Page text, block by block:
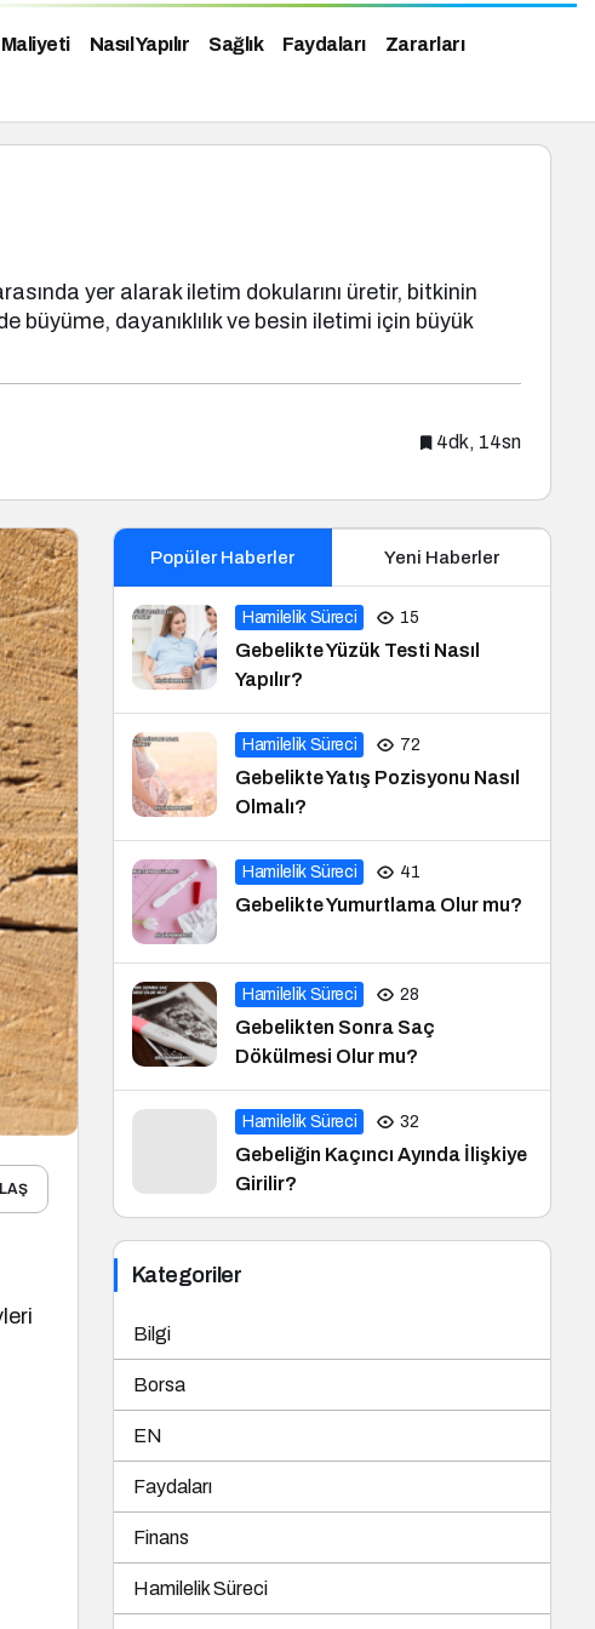
Maliyeti Nasıl Yapılır Sağlık Faydaları Zararları
yer alarak iletim dokularını üretir, bitkinin
büyüme, dayanıklılık ve besin iletimi için büyük
4dk, 14sn
Popüler Haberler Yeni Haberler
Hamilelik Süreci 15
Gebelikte Yüzük Testi Nasıl
Yapılır?
Hamilelik Süreci 72
Gebelikte Yatış Pozisyonu Nasıl
Olmalı?
Hamilelik Süreci 41
Gebelikte Yumurtlama Olur mu?
Hamilelik Süreci 28
Gebelikten Sonra Saç
Dökülmesi Olur mu?
Hamilelik Süreci 32
Gebeliğin Kaçıncı Ayında İlişkiye
Girilir?
Kategoriler
Bilgi
Borsa
EN
Faydaları
Finans
Hamilelik Süreci